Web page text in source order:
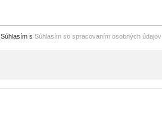
Súhlasím sSúhlasím so spracovaním osobných údajov